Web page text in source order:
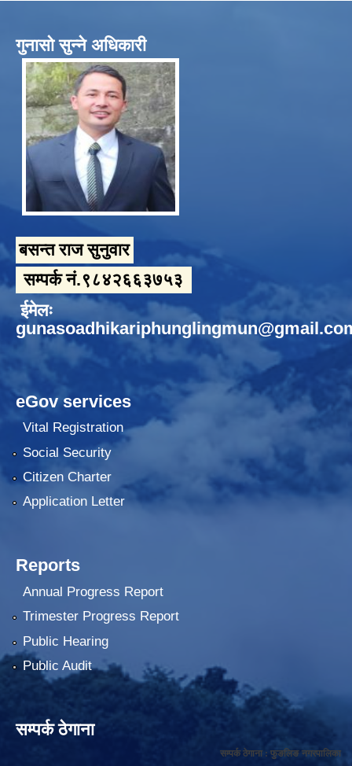
गुनासो सुन्ने अधिकारी
बसन्त राज सुनुवार
सम्पर्क नं.९८४२६६३७५३
ईमेलः
eGov services
Vital Registration
Social Security
Citizen Charter
Application Letter
Reports
Annual Progress Report
Trimester Progress Report
Public Hearing
Public Audit
सम्पर्क ठेगाना
सम्पर्क ठेगाना : फुङलिङ नगरपालिका